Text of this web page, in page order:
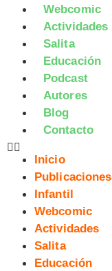
Webcomic
Actividades
Salita
Educación
Podcast
Autores
Blog
Contacto
Inicio
Publicaciones
Infantil
Webcomic
Actividades
Salita
Educación